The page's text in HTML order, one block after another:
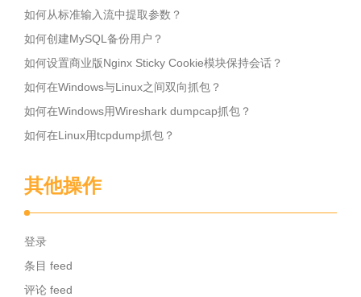
如何从标准输入流中提取参数？
如何创建MySQL备份用户？
如何设置商业版Nginx Sticky Cookie模块保持会话？
如何在Windows与Linux之间双向抓包？
如何在Windows用Wireshark dumpcap抓包？
如何在Linux用tcpdump抓包？
其他操作
登录
条目 feed
评论 feed